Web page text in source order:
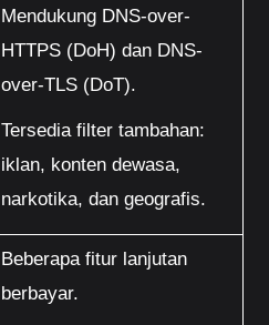
Mendukung DNS-over-
HTTPS (DoH) dan DNS-
over-TLS (DoT).
Tersedia filter tambahan:
iklan, konten dewasa,
narkotika, dan geografis.
Beberapa fitur lanjutan
berbayar.